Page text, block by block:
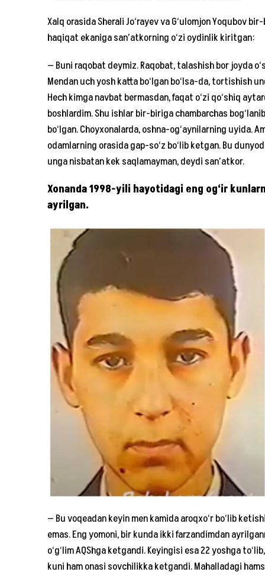
Xalq orasida Sherali Jo‘rayev va G‘ulomjon Yoqubov
haqiqat ekaniga san’atkorning o‘zi oydinlik kiritgan:
— Buni raqobat deymiz. Raqobat, talashish bor joyda
Mendan uch yosh katta bo‘lgan bo‘lsa-da, tortishish
Hech kimga navbat bermasdan, faqat o‘zi qo‘shiq
boshlardim. Shu ishlar bir-biriga chambarchas
bo‘lgan. Choyxonalarda, oshna-og‘aynilarning uyida.
odamlarning orasida gap-so‘z bo‘lib ketgan. Bu
unga nisbatan kek saqlamayman, deydi san’atkor.
Xonanda 1998-yili hayotidagi eng og‘ir
ayrilgan.
— Bu voqeadan keyin men kamida aroqxo‘r bo‘lib
emas. Eng yomoni, bir kunda ikki farzandimdan
o‘g‘lim AQShga ketgandi. Keyingisi esa 22 yoshga
kuni ham onasi sovchilikka ketgandi. Mahalladagi